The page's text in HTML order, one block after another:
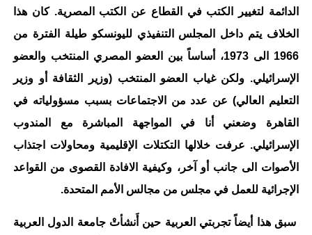
الدائمة لتغيير الكتب في القطاع عن الكتب المصرية. كان هذا
الخلاف يتم داخل المجلس التنفيذي لليونسكو طيلة الفترة من
1966 الى 1973، أساساً بين العضو المصري المنتخب والعضو
الإسرائيلي. ولكن غياب العضو المنتخب (وزير الثقافة أو وزير
التعليم العالي) عن عدد من الاجتماعات بسبب مسؤولياته في
القاهرة وضعني أنا في المواجهة المباشرة مع المندوب
الإسرائيلي. عرفت خلالها التكتلات الإقليمية ومحاولات اجتذاب
الأصوات الى جانب أو آخر، وكيفية الافادة القصوى من القواعد
الإجرائية للعمل في مجلس من مجالس الأمم المتحدة.
سبق هذا أيضاً تجربتي العربية حين أَنشأتْ جامعة الدول العربية